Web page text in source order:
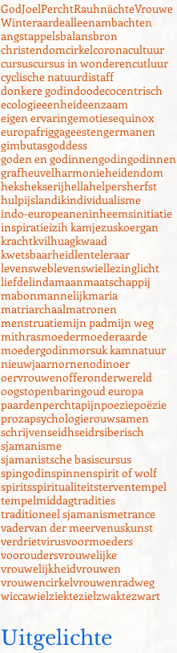
GodJoelPerchtRauhnächteVrouwe
Winteraardealleenambachten
angstappelsbalansbron
christendomcirkelcoronacultuur
cursuscursus in wonderencutluur
cyclische natuurdistaff
donkere godindoodecocentrisch
ecologieeenheideenzaam
eigen ervaringemotiesequinox
europafriggageestengermanen
gimbutasgoddess
goden en godinnengodingodinnen
grafheuvelharmonieheidendom
hekshekserijhellahelpersherfst
hulpijslandikindividualisme
indo-europeaneninheemsinitiatie
inspiratieizih kamjezuskoergan
krachtkvilhuagkwaad
kwetsbaarheidlenteleraar
levensweblevenswiellezinglicht
liefdelindamaanmaatschappij
mabonmannelijkmaria
matriarchaalmatronen
menstruatiemijn padmijn weg
mithrasmoedermoederaarde
moedergodinmorsuk kamnatuur
nieuwjaarnornenodinoer
oervrouwenofferonderwereld
oogstopenbaringoud europa
paardenperchtapijnpoeziepoëzie
prozapsychologierouwsamen
schrijvenseidhseidrsiberisch
sjamanisme
sjamanistsche basiscursus
spingodinspinnenspirit of wolf
spiritsspiritualiteitsterventempel
tempelmiddagtradities
traditioneel sjamanismetrance
vadervan der meervenuskunst
verdrietvirusvoormoeders
vooroudersvrouwelijke
vrouwelijkheidvrouwen
vrouwencirkelvrouwenradweg
wiccawielziektezielzwaktezwart
Uitgelichte